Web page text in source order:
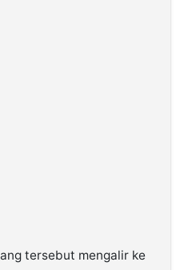
tersebut mengalir ke